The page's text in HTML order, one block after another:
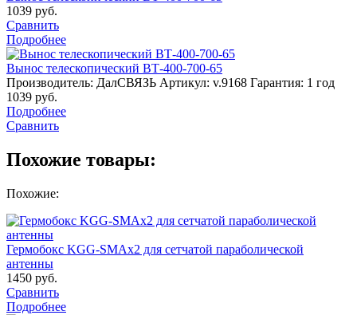
1039 руб.
Сравнить
Подробнее
Вынос телескопический BТ-400-700-65
Производитель: ДалСВЯЗЬ Артикул: v.9168 Гарантия: 1 год
1039 руб.
Подробнее
Сравнить
Похожие товары:
Похожие:
Гермобокс KGG-SMAx2 для сетчатой параболической
антенны
1450 руб.
Сравнить
Подробнее